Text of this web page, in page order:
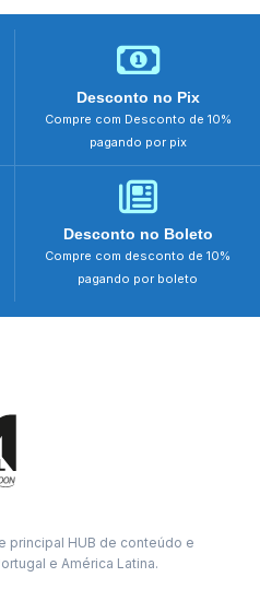
Desconto no Pix
Compre com Desconto de 10%
pagando por pix
Desconto no Boleto
Compre com desconto de 10%
pagando por boleto
principal HUB de conteúdo e
e América Latina.